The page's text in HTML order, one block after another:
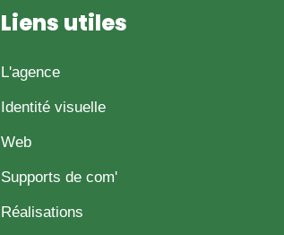
Liens utiles
L'agence
Identité visuelle
Web
Supports de com'
Réalisations